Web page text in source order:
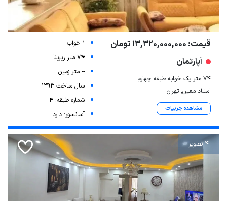
قیمت: 13,320,000,000 تومان
آپارتمان
۷۴ متر یک خوابه طبقه چهارم
استاد معین, تهران
مشاهده جزییات
1 خواب
74 متر زیربنا
-- متر زمین
سال ساخت 1393
شماره طبقه: 4
آسانسور: دارد
4 تصویر